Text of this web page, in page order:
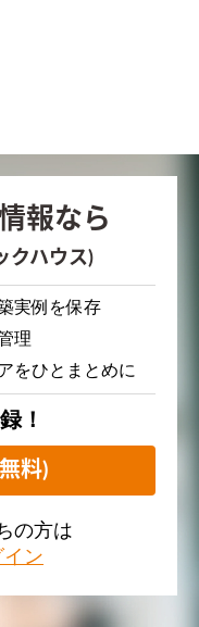
報なら
クハウス)
実例を保存
理
をひとまとめに
！
料)
の方は
ン